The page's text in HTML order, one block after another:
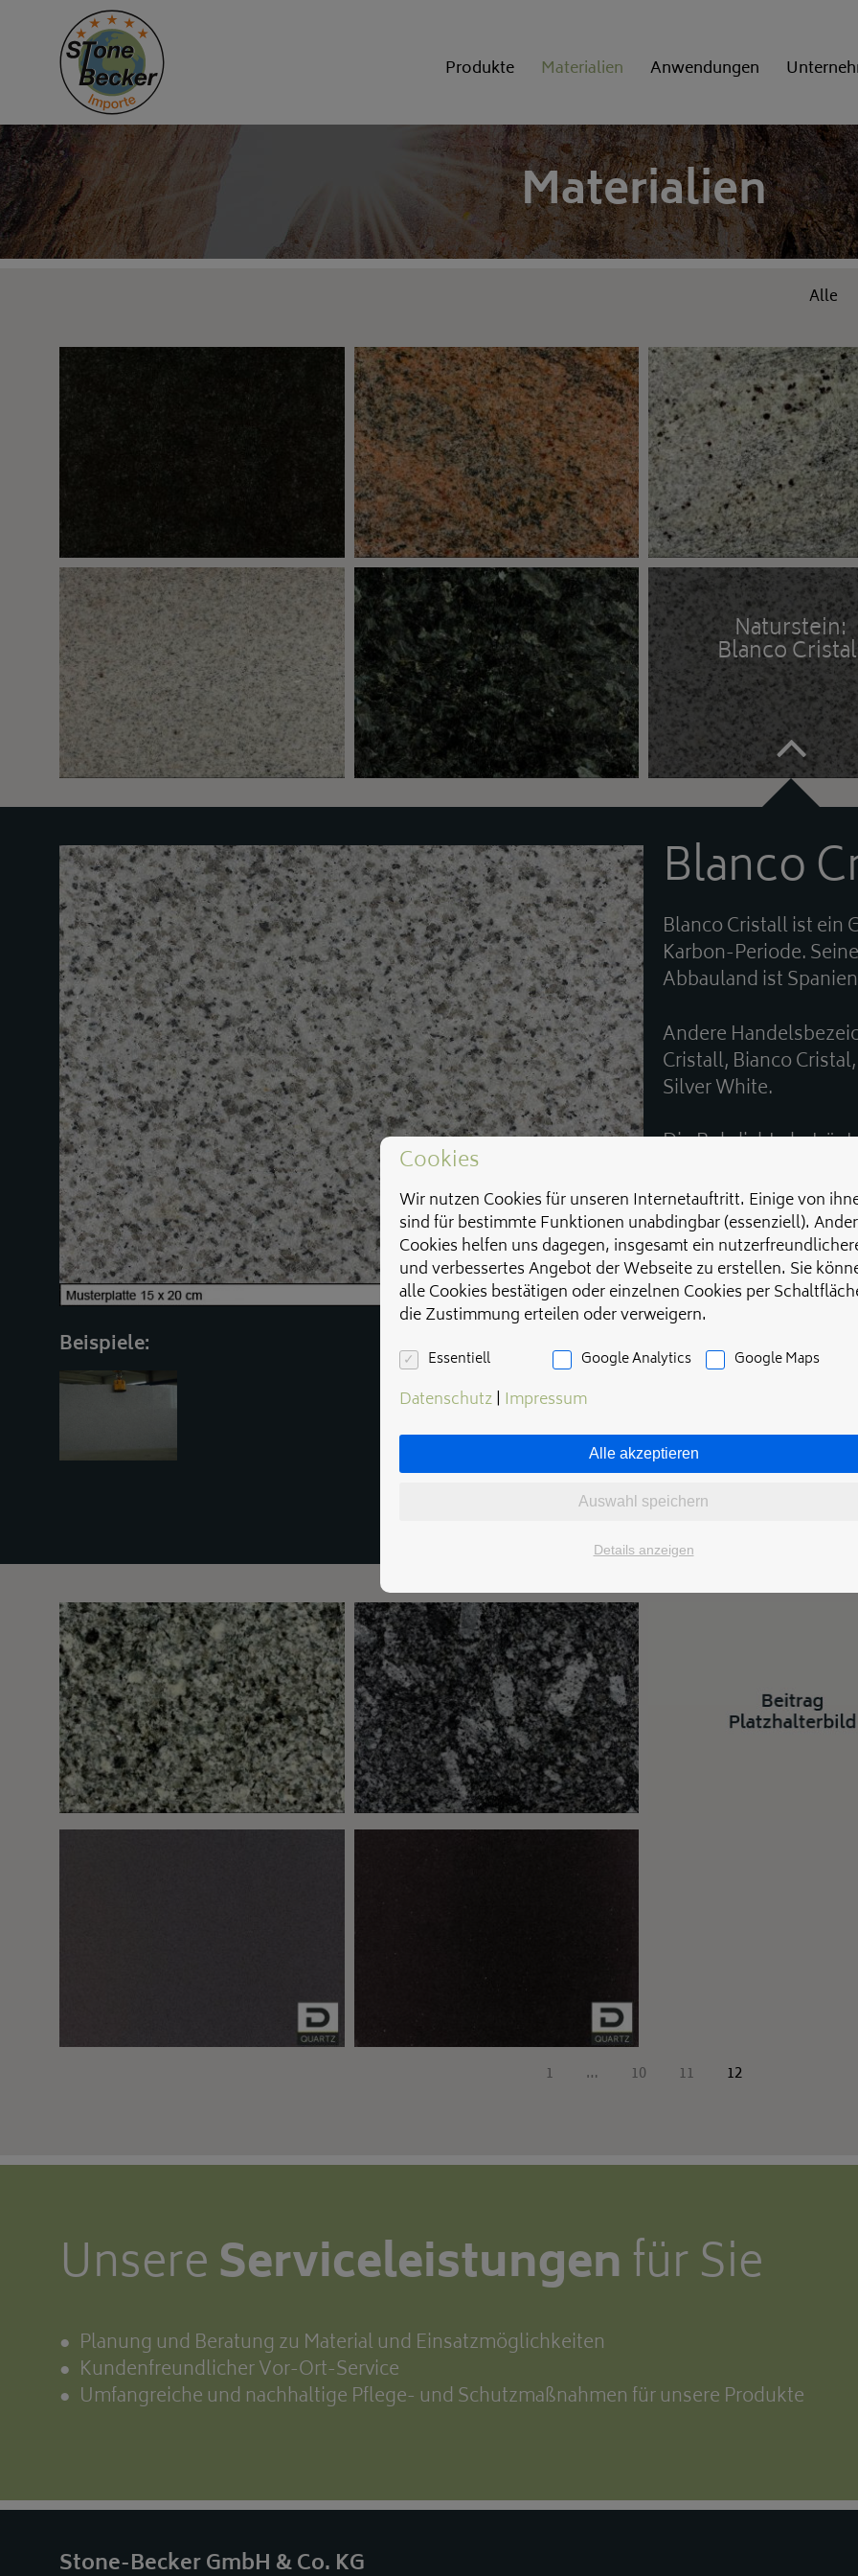
Produkte
Ausführungen
Kantenprofile
Materialien
Natursteinkunde
Anwendungen
Materialien
Alle
Naturstein:
Blanco
Beispiele:
Blanco
Blanco Cristall ist ein
Karbon-Periode.
Abbauland ist
Andere
Cristall, Bianco
Silver White.
Die Rohdichte beträgt
Die petrographische
mittelkörnig. Er
Biotit, Plagioklas und
Chlorit.
1 … 10 11 12
UnsereServiceleistungenfür Sie
Planung und Beratung zu Material und Einsatzmöglichkeiten
Kundenfreundlicher Vor-Ort-Service
Umfangreiche und nachhaltige Pflege- und Schutzmaßnahmen für unsere Produkte
Stone-Becker GmbH & Co. KG
Cookies
Wir nutzen Cookies für unseren Internetauftritt. Einige von
sind für bestimmte Funktionen unabdingbar (essenziell).
Cookies helfen uns dagegen, insgesamt ein
und verbessertes Angebot der Webseite zu erstellen. Sie
alle Cookies bestätigen oder einzelnen Cookies per
die Zustimmung erteilen oder verweigern.
Essentiell Google Analytics Google Maps
Datenschutz| Impressum
Alle akzeptieren
Auswahl speichern
Details anzeigen